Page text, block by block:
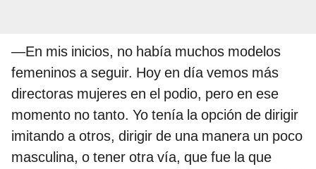
—En mis inicios, no había muchos modelos
femeninos a seguir. Hoy en día vemos más
directoras mujeres en el podio, pero en ese
momento no tanto. Yo tenía la opción de dirigir
imitando a otros, dirigir de una manera un poco
masculina, o tener otra vía, que fue la que